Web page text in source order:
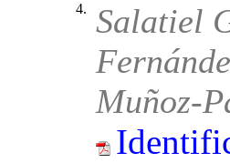
4.
Salatiel
Muñoz-